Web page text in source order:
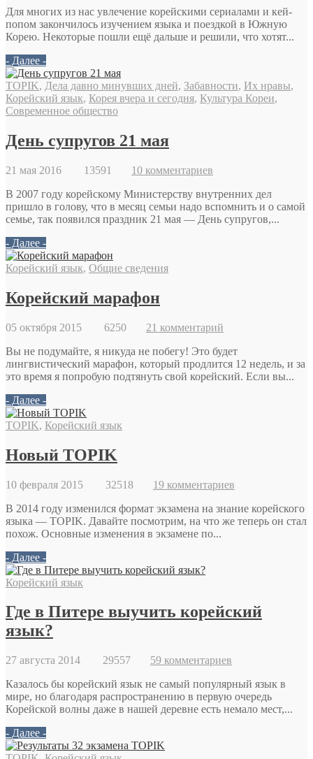
Для многих из нас увлечение корейскими сериалами и кей-
попом закончилось изучением языка и поездкой в Южную
Корею. Некоторые пошли ещё дальше и решили, что хотят...
- Далее -
TOPIK, Дела давно минувших дней, Забавности, Их нравы,
Корейский язык, Корея вчера и сегодня, Культура Кореи,
Современное общество
День супругов 21 мая
21 мая 2016 13591 10 комментариев
В 2007 году корейскому Министерству внутренних дел
пришло в голову, что в месяц семьи надо вспомнить и о самой
семье, так появился праздник 21 мая — День супругов,...
- Далее -
Корейский язык, Общие сведения
Корейский марафон
05 октября 2015 6250 21 комментарий
Вы не подумайте, я никуда не побегу! Это будет
лингвистический марафон, который продлится 12 недель, и за
это время я попробую подтянуть свой корейский. Если вы...
- Далее -
TOPIK, Корейский язык
Новый TOPIK
10 февраля 2015 32518 19 комментариев
В 2014 году изменился формат экзамена на знание корейского
языка — TOPIK. Давайте посмотрим, на что же теперь он стал
похож. Основные изменения в экзамене по...
- Далее -
Корейский язык
Где в Питере выучить корейский
язык?
27 августа 2014 29557 59 комментариев
Казалось бы корейский язык не самый популярный язык в
мире, но благодаря распространению в первую очередь
Корейской волны даже в нашей деревне есть немало мест,...
- Далее -